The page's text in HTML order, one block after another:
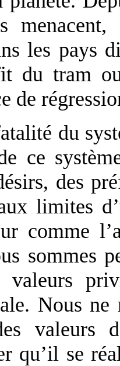
les pays
du tram
de
du
ce
des
limites
comme
sommes
valeurs
Nous
valeurs
qu’il se